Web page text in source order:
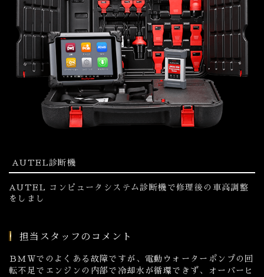
AUTEL診断機
AUTEL コンピュータシステム診断機で修理後の車高調整
をしまし
担当スタッフのコメント
ＢＭＷでのよくある故障ですが、電動ウォーターポンプの回
転不足でエンジンの内部で冷却水が循環できず、オーバーヒ